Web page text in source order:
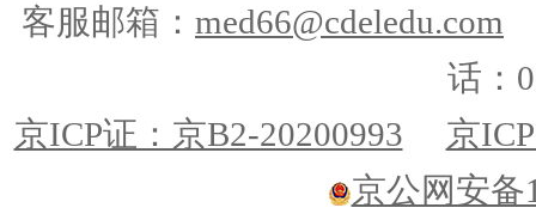
客服邮箱： med66@cdeledu.com
话：
京ICP证：京B2-20200993
京
京公网安备